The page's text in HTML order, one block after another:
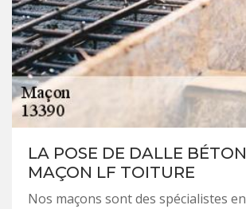
LA POSE DE DALLE
MAÇON LF TOITURE
Nos maçons sont des spécialistes